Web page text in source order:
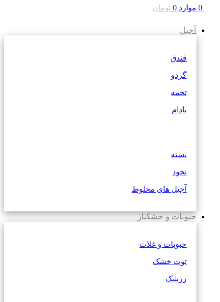
0 موارد 0 تومان
آجیل
فندق
گردو
تخمه
بادام
پسته
نخود
آجیل های مخلوط
حبوبات و خشکبار
حبوبات و غلات
توت خشک
زرشک